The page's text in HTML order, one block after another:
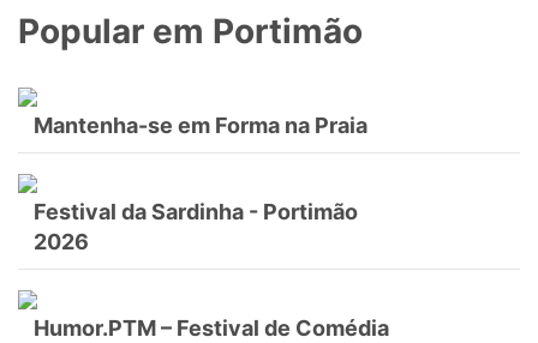
Popular em Portimão
Mantenha-se em Forma na Praia
Festival da Sardinha - Portimão
2026
Humor.PTM – Festival de Comédia